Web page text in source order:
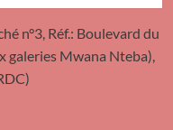
n°3, Réf.: Boulevard du
galeries Mwana Nteba),